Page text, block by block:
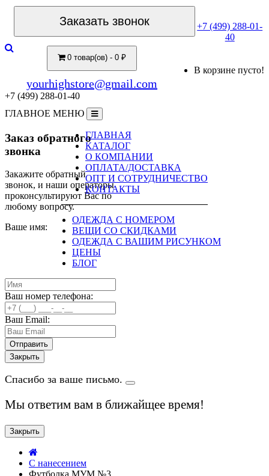
Заказать звонок
+7 (499) 288-01-
40
0 товар(ов) - 0 ₽
В корзине пусто!
yourhighstore@gmail.com
+7 (499) 288-01-40
ГЛАВНОЕ МЕНЮ
ГЛАВНАЯ
КАТАЛОГ
О КОМПАНИИ
ОПЛАТА/ДОСТАВКА
ОПТ И СОТРУДНИЧЕСТВО
КОНТАКТЫ
ОДЕЖДА С НОМЕРОМ
ВЕЩИ СО СКИДКАМИ
ОДЕЖДА С ВАШИМ РИСУНКОМ
ЦЕНЫ
БЛОГ
Заказ обратного
звонка
Закажите обратный
звонок, и наши операторы
проконсультируют Вас по
любому вопросу.
Ваше имя:
Ваш номер телефона:
Ваш Email:
Закрыть
Спасибо за ваше письмо.
Мы ответим вам в ближайщее время!
Закрыть
C нанесением
Футболка МУМ №3